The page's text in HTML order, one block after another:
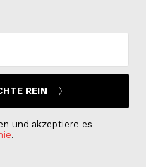
REIN
und akzeptiere es
.